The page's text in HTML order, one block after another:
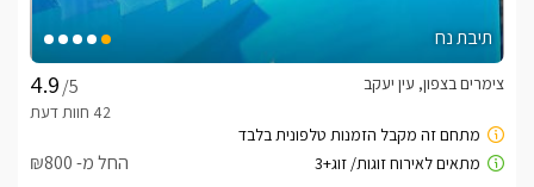
תיבת נח
/5
צימרים בצפון, עין יעקב
החל מ- ₪800